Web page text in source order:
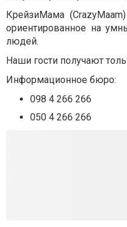
КрейзиМама
ориентированное на
людей.
Наши гости получают
Информационное бюро:
098 4 266 266
050 4 266 266